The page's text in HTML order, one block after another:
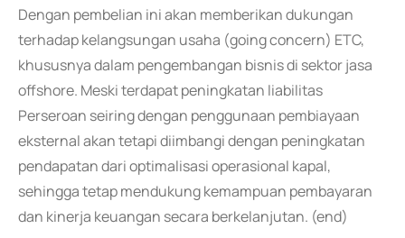
Dengan pembelian ini akan memberikan dukungan
terhadap kelangsungan usaha (going concern) ETC,
khususnya dalam pengembangan bisnis di sektor jasa
offshore. Meski terdapat peningkatan liabilitas
Perseroan seiring dengan penggunaan pembiayaan
eksternal akan tetapi diimbangi dengan peningkatan
pendapatan dari optimalisasi operasional kapal,
sehingga tetap mendukung kemampuan pembayaran
dan kinerja keuangan secara berkelanjutan. (end)